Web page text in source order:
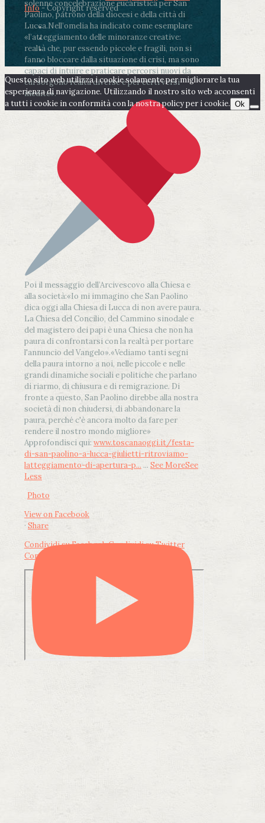
solenne concelebrazione eucaristica per San
Paolino, patrono della diocesi e della città di
Lucca.Nell’omelia ha indicato come esemplare
«l’atteggiamento delle minoranze creative:
realtà che, pur essendo piccole e fragili, non si
fanno bloccare dalla situazione di crisi, ma sono
capaci di intuire e praticare percorsi nuovi da
cui sorgono realtà diverse e per certi versi
inedite».
Poi il messaggio dell’Arcivescovo alla Chiesa e
alla società:«Io mi immagino che San Paolino
dica oggi alla Chiesa di Lucca di non avere paura.
La Chiesa del Concilio, del Cammino sinodale e
del magistero dei papi è una Chiesa che non ha
paura di confrontarsi con la realtà per portare
l'annuncio del Vangelo».«Vediamo tanti segni
della paura intorno a noi, nelle piccole e nelle
grandi dinamiche sociali e politiche che parlano
di riarmo, di chiusura e di remigrazione. Di
fronte a questo, San Paolino direbbe alla nostra
società di non chiudersi, di abbandonare la
paura, perché c'è ancora molto da fare per
rendere il nostro mondo migliore»
Approfondisci qui: www.toscanaoggi.it/festa-
di-san-paolino-a-lucca-giulietti-ritroviamo-
latteggiamento-di-apertura-p... ... See MoreSee
Less
Photo
View on Facebook
· Share
Condividi su FacebookCondividi su Twitter
Condividi su LinkedIn
Info- Copyright reserved
Questo sito web utilizza i cookie solamente per migliorare la tua
esperienza di navigazione. Utilizzando il nostro sito web acconsenti
a tutti i cookie in conformità con la nostra policy per i cookie. Ok